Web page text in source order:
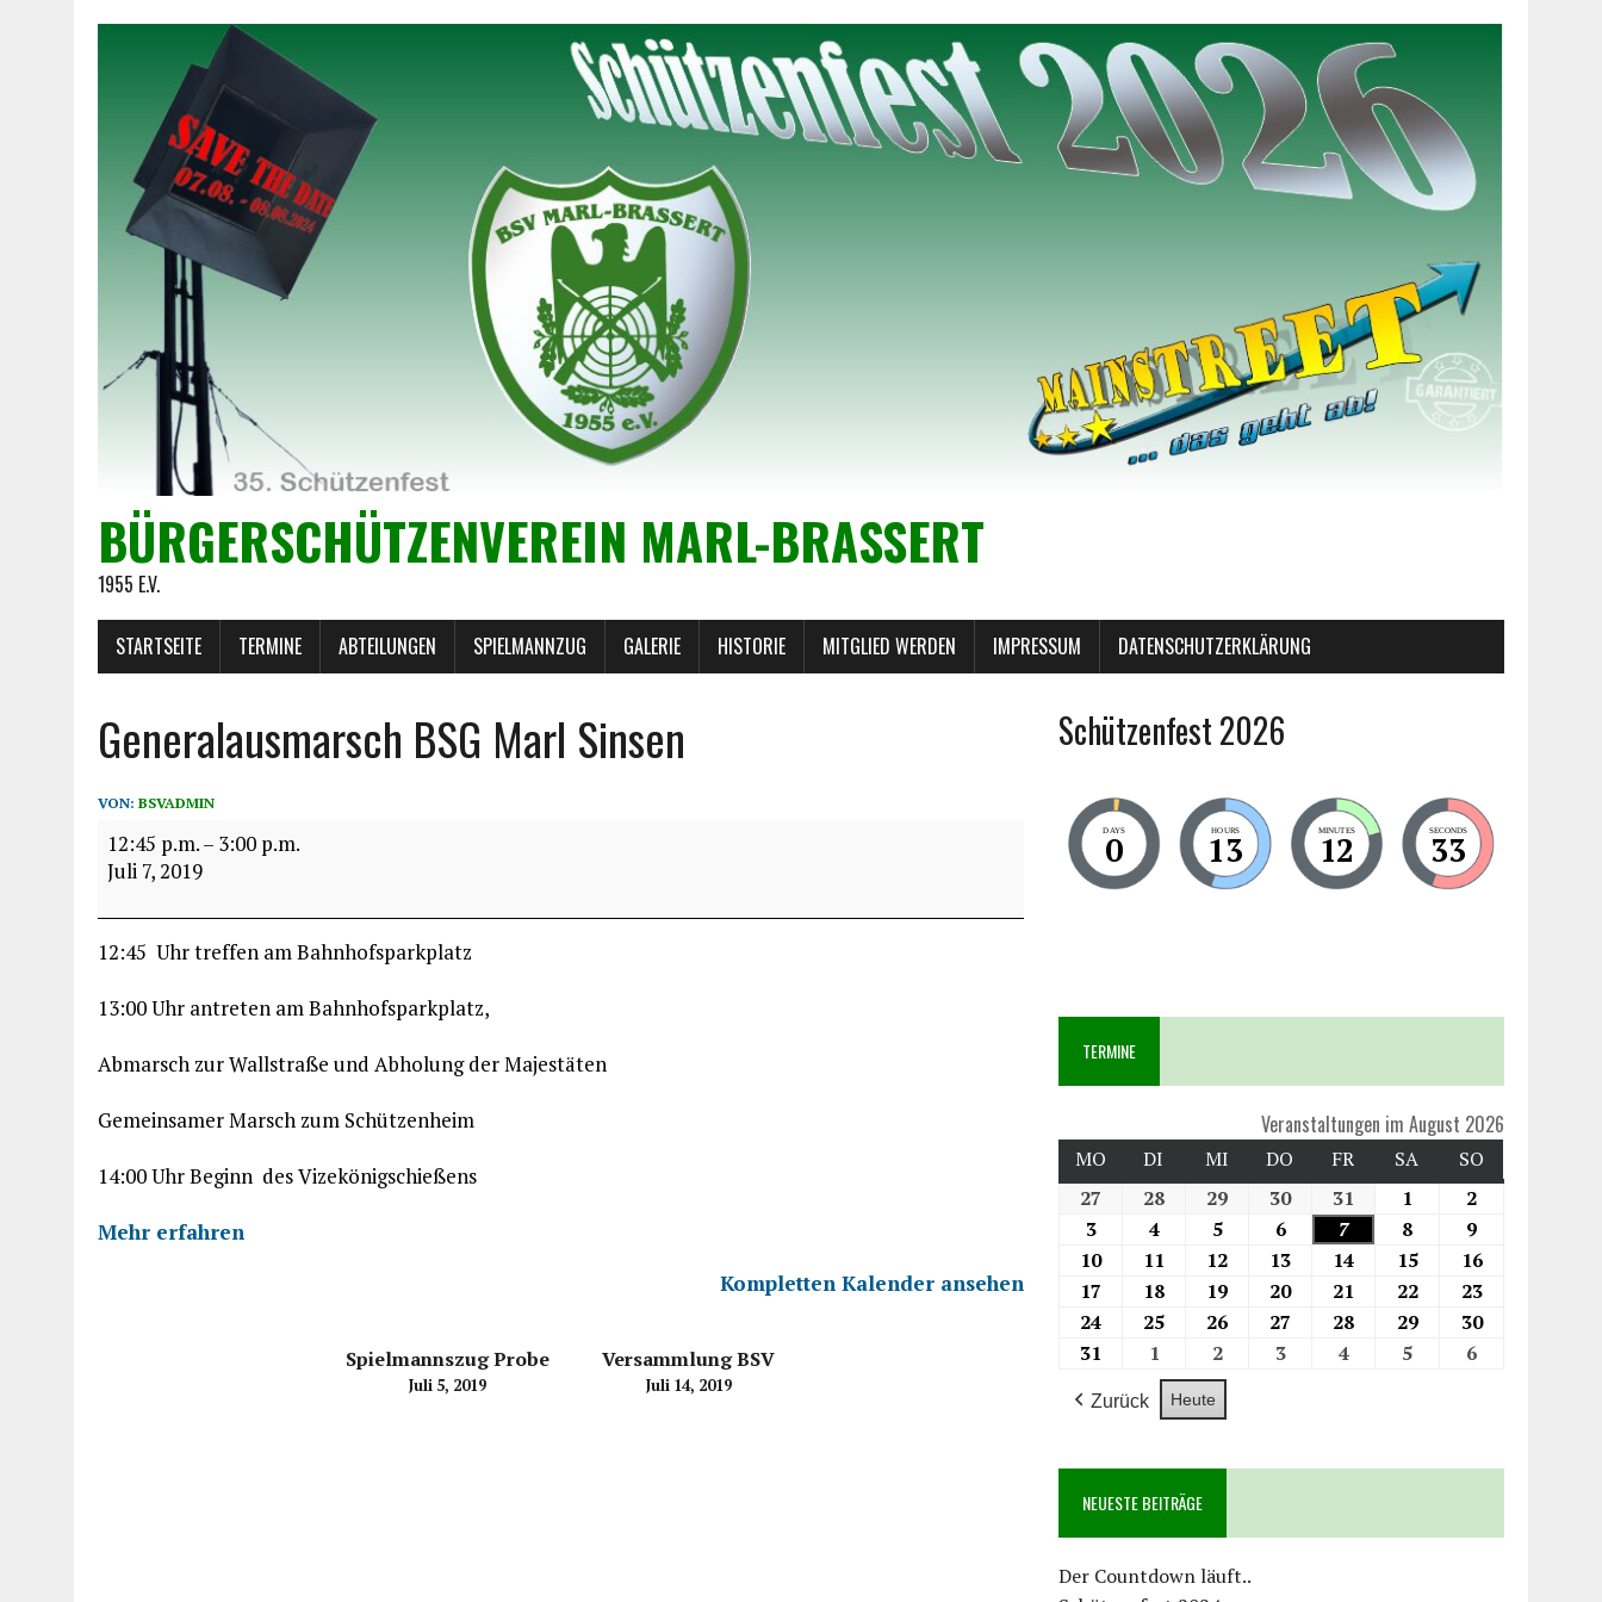
BÜRGERSCHÜTZENVEREIN MARL-BRASSERT
1955 E.V.
STARTSEITE TERMINE ABTEILUNGEN SPIELMANNZUG GALERIE HISTORIE MITGLIED WERDEN IMPRESSUM DATENSCHUTZERKLÄRUNG
Generalausmarsch BSG Marl Sinsen
VON: BSVADMIN
12:45 p.m.– 3:00 p.m.
Juli 7, 2019
12:45 Uhr treffen am Bahnhofsparkplatz
13:00 Uhr antreten am Bahnhofsparkplatz,
Abmarsch zur Wallstraße und Abholung der Majestäten
Gemeinsamer Marsch zum Schützenheim
14:00 Uhr Beginn des Vizekönigschießens
Mehr erfahren
Kompletten Kalender ansehen
Spielmannszug Probe
Juli 5, 2019
Versammlung BSV
Juli 14, 2019
Schützenfest 2026
DAYS
0 HOURS
13 MINUTES
12 SECONDS
32
TERMINE
Veranstaltungen im August 2026
MO DI MI DO FR SA
SO
27
28 29 30 31 1
2
3
4 5 6 7 8
9
10
11 12 13 14 15
16
17
18 19 20 21 22
23
24
25 26 27 28 29
30
31
1 2 3 4 5 6
Zurück Heute
NEUESTE BEITRÄGE
Der Countdown läuft..